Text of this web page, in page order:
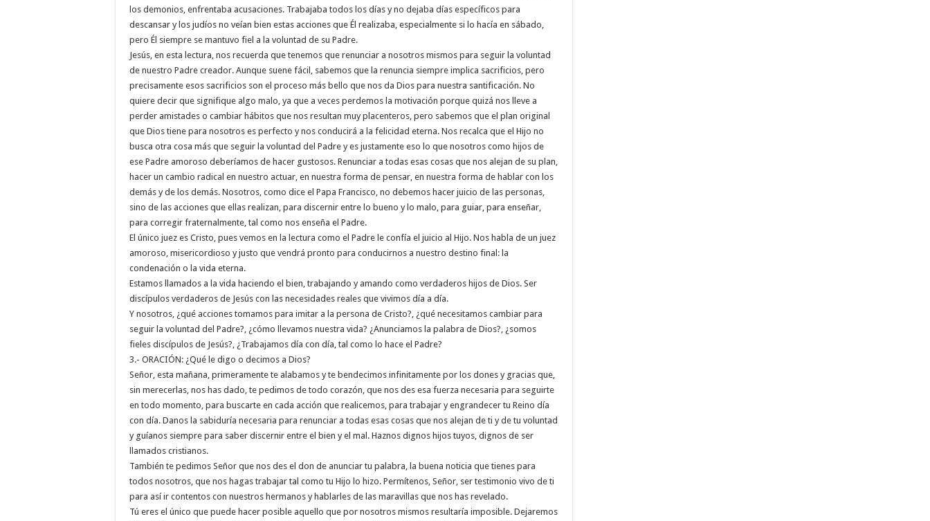
los demonios, enfrentaba acusaciones. Trabajaba todos los días y no dejaba días específicos para
descansar y los judíos no veían bien estas acciones que Él realizaba, especialmente si lo hacía en sábado,
pero Él siempre se mantuvo fiel a la voluntad de su Padre.
Jesús, en esta lectura, nos recuerda que tenemos que renunciar a nosotros mismos para seguir la voluntad
de nuestro Padre creador. Aunque suene fácil, sabemos que la renuncia siempre implica sacrificios, pero
precisamente esos sacrificios son el proceso más bello que nos da Dios para nuestra santificación. No
quiere decir que signifique algo malo, ya que a veces perdemos la motivación porque quizá nos lleve a
perder amistades o cambiar hábitos que nos resultan muy placenteros, pero sabemos que el plan original
que Dios tiene para nosotros es perfecto y nos conducirá a la felicidad eterna. Nos recalca que el Hijo no
busca otra cosa más que seguir la voluntad del Padre y es justamente eso lo que nosotros como hijos de
ese Padre amoroso deberíamos de hacer gustosos. Renunciar a todas esas cosas que nos alejan de su plan,
hacer un cambio radical en nuestro actuar, en nuestra forma de pensar, en nuestra forma de hablar con los
demás y de los demás. Nosotros, como dice el Papa Francisco, no debemos hacer juicio de las personas,
sino de las acciones que ellas realizan, para discernir entre lo bueno y lo malo, para guiar, para enseñar,
para corregir fraternalmente, tal como nos enseña el Padre.
El único juez es Cristo, pues vemos en la lectura como el Padre le confía el juicio al Hijo. Nos habla de un juez
amoroso, misericordioso y justo que vendrá pronto para conducirnos a nuestro destino final: la
condenación o la vida eterna.
Estamos llamados a la vida haciendo el bien, trabajando y amando como verdaderos hijos de Dios. Ser
discípulos verdaderos de Jesús con las necesidades reales que vivimos día a día.
Y nosotros, ¿qué acciones tomamos para imitar a la persona de Cristo?, ¿qué necesitamos cambiar para
seguir la voluntad del Padre?, ¿cómo llevamos nuestra vida? ¿Anunciamos la palabra de Dios?, ¿somos
fieles discípulos de Jesús?, ¿Trabajamos día con día, tal como lo hace el Padre?
3.- ORACIÓN: ¿Qué le digo o decimos a Dios?
Señor, esta mañana, primeramente te alabamos y te bendecimos infinitamente por los dones y gracias que,
sin merecerlas, nos has dado, te pedimos de todo corazón, que nos des esa fuerza necesaria para seguirte
en todo momento, para buscarte en cada acción que realicemos, para trabajar y engrandecer tu Reino día
con día. Danos la sabiduría necesaria para renunciar a todas esas cosas que nos alejan de ti y de tu voluntad
y guíanos siempre para saber discernir entre el bien y el mal. Haznos dignos hijos tuyos, dignos de ser
llamados cristianos.
También te pedimos Señor que nos des el don de anunciar tu palabra, la buena noticia que tienes para
todos nosotros, que nos hagas trabajar tal como tu Hijo lo hizo. Permítenos, Señor, ser testimonio vivo de ti
para así ir contentos con nuestros hermanos y hablarles de las maravillas que nos has revelado.
Tú eres el único que puede hacer posible aquello que por nosotros mismos resultaría imposible. Dejaremos